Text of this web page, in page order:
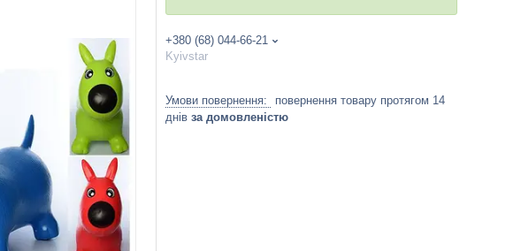
+380 (68) 044-66-21
Kyivstar
повернення товару протягом 14
днів за домовленістю